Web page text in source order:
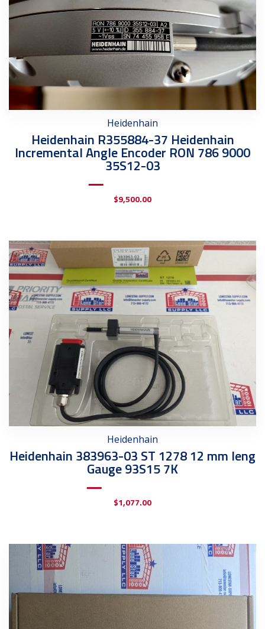
Heidenhain
Heidenhain R355884-37 Heidenhain
Incremental Angle Encoder RON 786 9000
35S12-03
$9,500.00
Heidenhain
Heidenhain 383963-03 ST 1278 12 mm leng
Gauge 93S15 7K
$1,077.00